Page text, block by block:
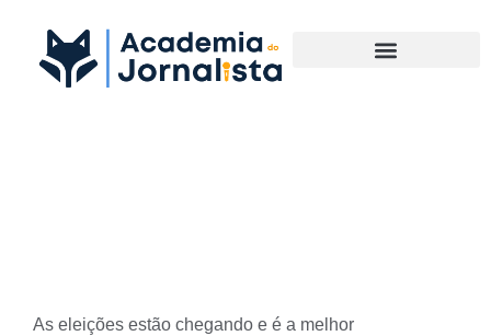
As eleições estão chegando e é a melhor